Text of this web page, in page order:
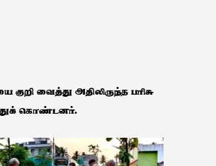
குறி வைத்து அதிலிருந்த பரிசு
கொண்டனர்.